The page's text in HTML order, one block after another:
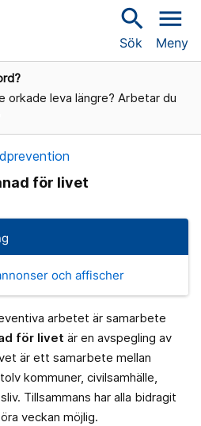
search
Sök
menu
Meny
orkade leva längre? Arbetar du
för livet
och affischer
arbetet är samarbete
för livet är en avspegling av
är ett samarbete mellan
kommuner, civilsamhälle,
Tillsammans har alla bidragit
veckan möjlig.